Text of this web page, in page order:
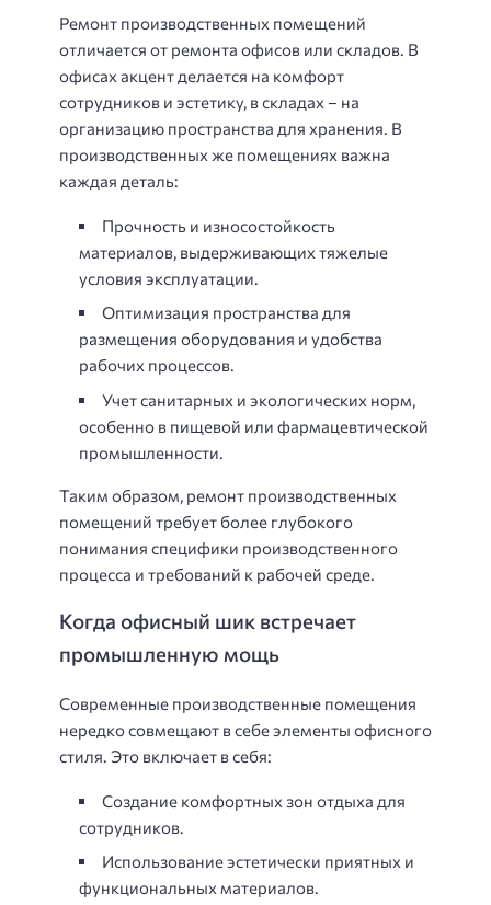
Ремонт производственных помещений
отличается от ремонта офисов или складов. В
офисах акцент делается на комфорт
сотрудников и эстетику, в складах – на
организацию пространства для хранения. В
производственных же помещениях важна
каждая деталь:
Прочность и износостойкость
материалов, выдерживающих тяжелые
условия эксплуатации.
Оптимизация пространства для
размещения оборудования и удобства
рабочих процессов.
Учет санитарных и экологических норм,
особенно в пищевой или фармацевтической
промышленности.
Таким образом, ремонт производственных
помещений требует более глубокого
понимания специфики производственного
процесса и требований к рабочей среде.
Когда офисный шик встречает
промышленную мощь
Современные производственные помещения
нередко совмещают в себе элементы офисного
стиля. Это включает в себя:
Создание комфортных зон отдыха для
сотрудников.
Использование эстетически приятных и
функциональных материалов.